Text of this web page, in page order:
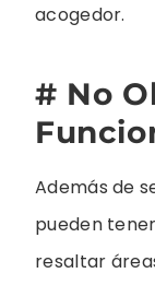
acogedor.
# No
Además de
pueden
resaltar